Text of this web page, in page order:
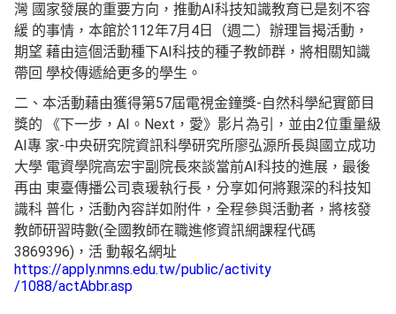
灣 國家發展的重要方向，推動AI科技知識教育已是刻不容
緩 的事情，本館於112年7月4日（週二）辦理旨揭活動，
期望 藉由這個活動種下AI科技的種子教師群，將相關知識
帶回 學校傳遞給更多的學生。
二、本活動藉由獲得第57屆電視金鐘獎-自然科學紀實節目
獎的 《下一步，AI。Next，愛》影片為引，並由2位重量級
AI專 家-中央研究院資訊科學研究所廖弘源所長與國立成功
大學 電資學院高宏宇副院長來談當前AI科技的進展，最後
再由 東臺傳播公司袁瑗執行長，分享如何將艱深的科技知
識科 普化，活動內容詳如附件，全程參與活動者，將核發
教師研習時數(全國教師在職進修資訊網課程代碼
3869396)，活 動報名網址
https://apply.nmns.edu.tw/public/activity
/1088/actAbbr.asp